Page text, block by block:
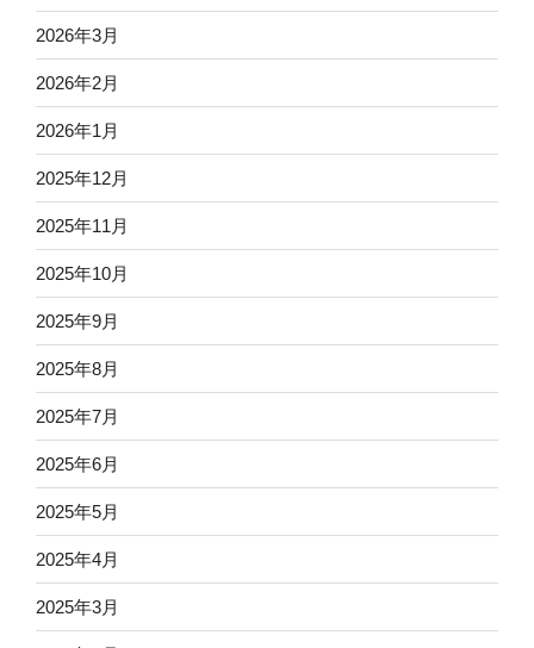
2026年3月
2026年2月
2026年1月
2025年12月
2025年11月
2025年10月
2025年9月
2025年8月
2025年7月
2025年6月
2025年5月
2025年4月
2025年3月